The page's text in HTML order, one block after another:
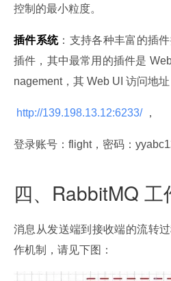
控制的最小粒度。
插件系统：支持各种丰富的插
插件，其中最常用的插件是
nagement，其 Web UI 访问地址
http://139.198.13.12:6233/ ，
登录账号：flight，密码：
四、RabbitMQ 工
消息从发送端到接收端的流转
作机制，请见下图：